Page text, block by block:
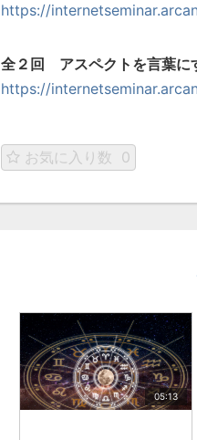
https://
全２回 アスペクトを言葉に
https://
お気に入り数 0
05:13